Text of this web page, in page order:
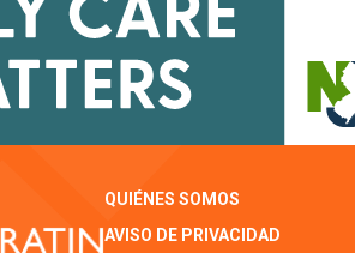
QUIÉNES SOMOS
AVISO DE PRIVACIDAD